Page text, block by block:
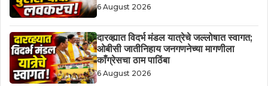
6 August 2026
दारव्ह्यात विदर्भ मंडल यात्रेचे जल्लोषात स्वागत;
ओबीसी जातीनिहाय जनगणनेच्या मागणीला
काँग्रेसचा ठाम पाठिंबा
6 August 2026